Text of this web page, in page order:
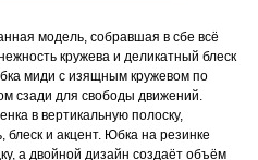
модель, собравшая в сбе всё
кружева и деликатный блеск
миди с изящным кружевом по
сзади для свободы движений.
в вертикальную полоску,
блеск и акцент. Юбка на резинке
а двойной дизайн создаёт объём